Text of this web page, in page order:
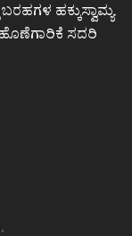
ಹಕ್ಕುಸ್ವಾಮ್ಯ
ಸದರಿ